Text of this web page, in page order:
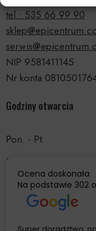
tel.: 535 66 99 90
NIP 9581411145
Nr konta
Godziny otwarcia
Pon. - Pt.
Sobota
Niedziela
Ocena doskonała
Na podstawie 302
Super doradztwo,